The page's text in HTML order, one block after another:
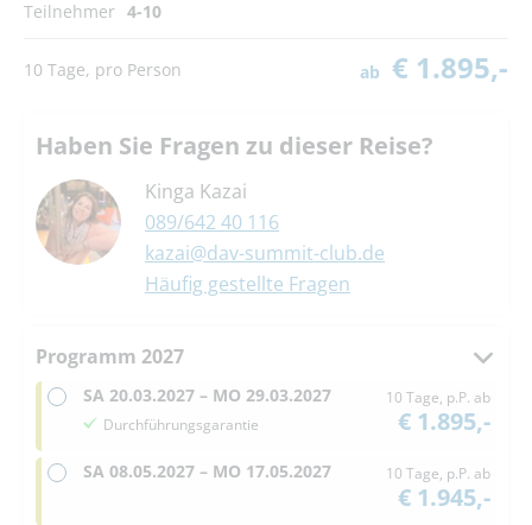
Teilnehmer 4-10
10 Tage, pro Person ab € 1.895,-
Haben Sie Fragen zu dieser Reise?
Kinga Kazai
089/642 40 116
kazai@dav-summit-club.de
Häufig gestellte Fragen
Programm 2027
SA 20.03.2027 – MO 29.03.2027
Durchführungsgarantie
10 Tage, p.P. ab
€ 1.895,-
SA 08.05.2027 – MO 17.05.2027 10 Tage, p.P. ab
€ 1.945,-